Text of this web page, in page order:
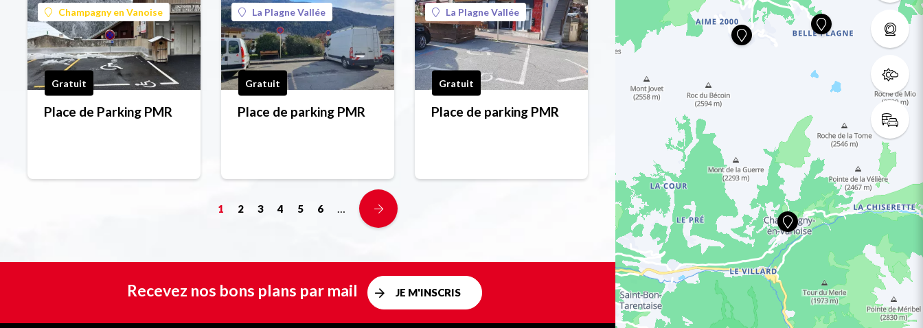
Champagny en Vanoise
Gratuit
Place de Parking PMR
La Plagne Vallée
Gratuit
Place de parking PMR
La Plagne Vallée
Gratuit
Place de parking PMR
1 2 3 4 5 6 …
Recevez nos bons plans par mail JE M'INSCRIS